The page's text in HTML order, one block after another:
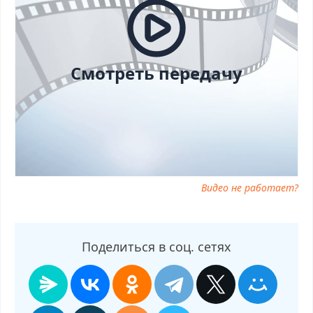
21.11.2025 онлайн, самое интересное в Модный приговор от
21.11.2025, Модный приговор от 21.11.2025 смотреть сегодня,
смотреть онлайн Модный приговор от 21.11.2025, ток шоу
Модный приговор от 21.11.2025, смотреть программу Модный
приговор от 21.11.2025Смотреть передачу
Видео не работает?
Поделиться в соц. сетях